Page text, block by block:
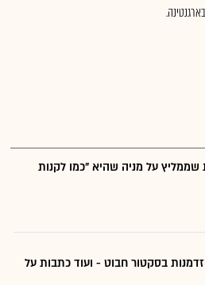
על מניה שהיא "כמו לקנות
בסקטור חבוט - ועוד כתבות על